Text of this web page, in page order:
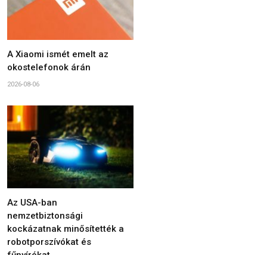
A Xiaomi ismét emelt az
okostelefonok árán
2026-08-06
Az USA-ban
nemzetbiztonsági
kockázatnak minősítették a
robotporszívókat és